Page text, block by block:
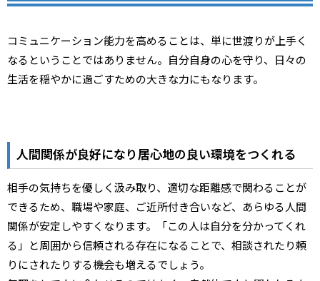
コミュニケーション能力を高めることは、単に世渡りが上手く
なるということではありません。自分自身の心を守り、日々の
生活を穏やかに過ごすための大きな力にもなります。
人間関係が良好になり居心地の良い環境をつくれる
相手の気持ちを優しく汲み取り、適切な距離感で関わることが
できるため、職場や家庭、ご近所付き合いなど、あらゆる人間
関係が安定しやすくなります。「この人は自分を分かってくれ
る」と周囲から信頼される存在になることで、相談されたり頼
りにされたりする機会も増えるでしょう。